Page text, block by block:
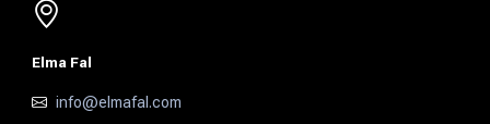
Elma Fal
info@elmafal.com